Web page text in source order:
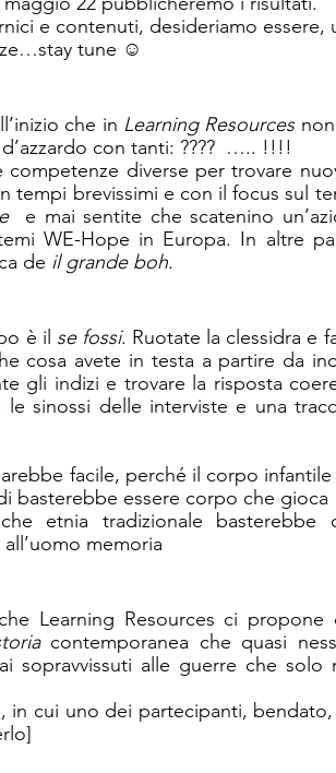
e contenuti, desideriamo essere,
tune ☺
che in Learning Resources non
con tanti: ????  ….. !!!!
competenze diverse per trovare
tempi brevissimi e con il focus sul
e mai sentite che scatenino
WE-Hope in Europa. In altre
de il grande boh.
è il se fossi. Ruotate la clessidra e
cosa avete in testa a partire da
gli indizi e trovare la risposta
sinossi delle interviste e una
facile, perché il corpo
basterebbe essere corpo che gioca
etnia tradizionale basterebbe
memoria
Learning Resources ci
contemporanea che quasi
sopravvissuti alle guerre che solo
in cui uno dei partecipanti,